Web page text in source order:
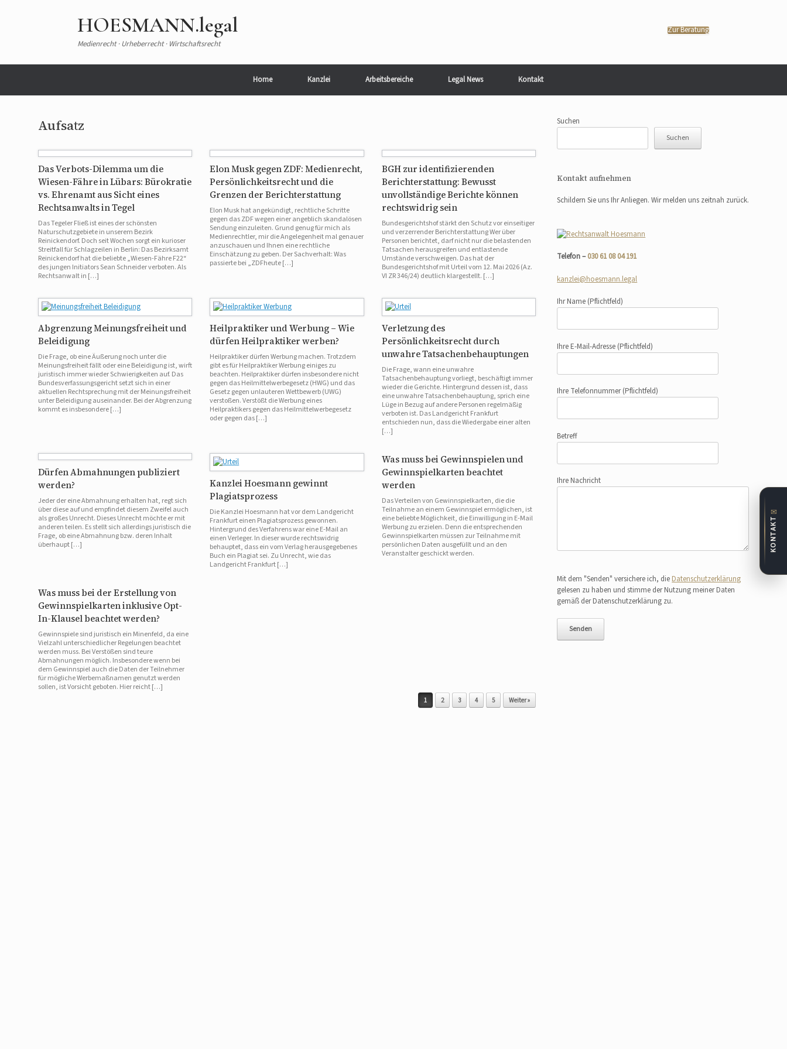
HOESMANN.legal
Medienrecht · Urheberrecht · Wirtschaftsrecht
Zur Beratung
Home Kanzlei Arbeitsbereiche Legal News Kontakt
Aufsatz
Das Verbots-Dilemma um die
Wiesen-Fähre in Lübars: Bürokratie
vs. Ehrenamt aus Sicht eines
Rechtsanwalts in Tegel
Das Tegeler Fließ ist eines der schönsten
Naturschutzgebiete in unserem Bezirk
Reinickendorf. Doch seit Wochen sorgt ein kurioser
Streitfall für Schlagzeilen in Berlin: Das Bezirksamt
Reinickendorf hat die beliebte „Wiesen-Fähre F22“
des jungen Initiators Sean Schneider verboten. Als
Rechtsanwalt in […]
Elon Musk gegen ZDF: Medienrecht,
Persönlichkeitsrecht und die
Grenzen der Berichterstattung
Elon Musk hat angekündigt, rechtliche Schritte
gegen das ZDF wegen einer angeblich skandalösen
Sendung einzuleiten. Grund genug für mich als
Medienrechtler, mir die Angelegenheit mal genauer
anzuschauen und Ihnen eine rechtliche
Einschätzung zu geben. Der Sachverhalt: Was
passierte bei „ZDFheute […]
BGH zur identifizierenden
Berichterstattung: Bewusst
unvollständige Berichte können
rechtswidrig sein
Bundesgerichtshof stärkt den Schutz vor einseitiger
und verzerrender Berichterstattung Wer über
Personen berichtet, darf nicht nur die belastenden
Tatsachen herausgreifen und entlastende
Umstände verschweigen. Das hat der
Bundesgerichtshof mit Urteil vom 12. Mai 2026 (Az.
VI ZR 346/24) deutlich klargestellt. […]
Abgrenzung Meinungsfreiheit und
Beleidigung
Die Frage, ob eine Äußerung noch unter die
Meinungsfreiheit fällt oder eine Beleidigung ist, wirft
juristisch immer wieder Schwierigkeiten auf. Das
Bundesverfassungsgericht setzt sich in einer
aktuellen Rechtsprechung mit der Meinungsfreiheit
unter Beleidigung auseinander. Bei der Abgrenzung
kommt es insbesondere […]
Heilpraktiker und Werbung – Wie
dürfen Heilpraktiker werben?
Heilpraktiker dürfen Werbung machen. Trotzdem
gibt es für Heilpraktiker Werbung einiges zu
beachten. Heilpraktiker dürfen insbesondere nicht
gegen das Heilmittelwerbegesetz (HWG) und das
Gesetz gegen unlauteren Wettbewerb (UWG)
verstoßen. Verstößt die Werbung eines
Heilpraktikers gegen das Heilmittelwerbegesetz
oder gegen das […]
Verletzung des
Persönlichkeitsrecht durch
unwahre Tatsachenbehauptungen
Die Frage, wann eine unwahre
Tatsachenbehauptung vorliegt, beschäftigt immer
wieder die Gerichte. Hintergrund dessen ist, dass
eine unwahre Tatsachenbehauptung, sprich eine
Lüge in Bezug auf andere Personen regelmäßig
verboten ist. Das Landgericht Frankfurt
entschieden nun, dass die Wiedergabe einer alten
[…]
Dürfen Abmahnungen publiziert
werden?
Jeder der eine Abmahnung erhalten hat, regt sich
über diese auf und empfindet diesem Zweifel auch
als großes Unrecht. Dieses Unrecht möchte er mit
anderen teilen. Es stellt sich allerdings juristisch die
Frage, ob eine Abmahnung bzw. deren Inhalt
überhaupt […]
Kanzlei Hoesmann gewinnt
Plagiatsprozess
Die Kanzlei Hoesmann hat vor dem Landgericht
Frankfurt einen Plagiatsprozess gewonnen.
Hintergrund des Verfahrens war eine E-Mail an
einen Verleger. In dieser wurde rechtswidrig
behauptet, dass ein vom Verlag herausgegebenes
Buch ein Plagiat sei. Zu Unrecht, wie das
Landgericht Frankfurt […]
Was muss bei Gewinnspielen und
Gewinnspielkarten beachtet
werden
Das Verteilen von Gewinnspielkarten, die die
Teilnahme an einem Gewinnspiel ermöglichen, ist
eine beliebte Möglichkeit, die Einwilligung in E-Mail
Werbung zu erzielen. Denn die entsprechenden
Gewinnspielkarten müssen zur Teilnahme mit
persönlichen Daten ausgefüllt und an den
Veranstalter geschickt werden.
Was muss bei der Erstellung von
Gewinnspielkarten inklusive Opt-
In-Klausel beachtet werden?
Gewinnspiele sind juristisch ein Minenfeld, da eine
Vielzahl unterschiedlicher Regelungen beachtet
werden muss. Bei Verstößen sind teure
Abmahnungen möglich. Insbesondere wenn bei
dem Gewinnspiel auch die Daten der Teilnehmer
für mögliche Werbemaßnamen genutzt werden
sollen, ist Vorsicht geboten. Hier reicht […]
1 2 3 4 5 Weiter »
Suchen
Suchen
Kontakt aufnehmen
Schildern Sie uns Ihr Anliegen. Wir melden uns zeitnah zurück.
Telefon –030 61 08 04 191
kanzlei@hoesmann.legal
Ihr Name (Pflichtfeld)
Ihre E-Mail-Adresse (Pflichtfeld)
Ihre Telefonnummer(Pflichtfeld)
Betreff
Ihre Nachricht
Mit dem "Senden" versichere ich, die Datenschutzerklärung
gelesen zu haben und stimme der Nutzung meiner Daten
gemäß der Datenschutzerklärung zu.
✉
KONTAKT